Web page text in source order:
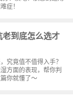
症！
老到底怎么选才
究竟值不值得入手？
方面的表现，帮你判
你就懂了～